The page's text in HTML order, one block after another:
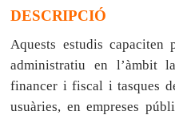
DESCRIPCIÓ
Aquests estudis capaciten
administratiu en l’àmbit
financer i fiscal i tasques
usuàries, en empreses